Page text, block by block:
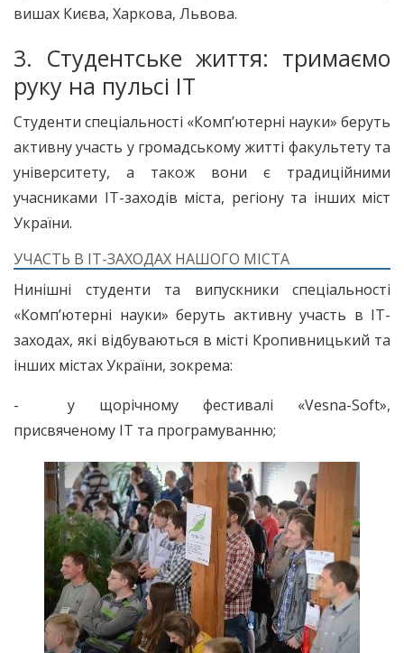
вишах Києва, Харкова, Львова.
3. Студентське життя: тримаємо
руку на пульсі IT
Студенти спеціальності «Комп’ютерні науки» беруть
активну участь у громадському житті факультету та
університету, а також вони є традиційними
учасниками IT-заходів міста, регіону та інших міст
України.
УЧАСТЬ В IT-ЗАХОДАХ НАШОГО МІСТА
Нинішні студенти та випускники спеціальності
«Комп’ютерні науки» беруть активну участь в IT-
заходах, які відбуваються в місті Кропивницький та
інших містах України, зокрема:
- у щорічному фестивалі «Vesna-Soft»,
присвяченому IT та програмуванню;